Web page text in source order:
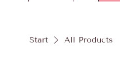
Start All Products